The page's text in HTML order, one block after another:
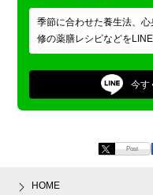
季節に合わせた養生法、
修の薬膳レシピなどを
今す
Post
HOME